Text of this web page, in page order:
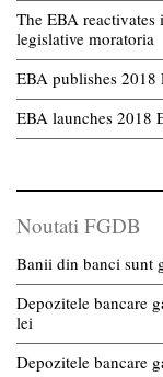
The EBA
legislative moratoria
EBA publishes 2018
EBA launches 2018
Noutati FGDB
Banii din banci sunt
Depozitele bancare
lei
Depozitele bancare